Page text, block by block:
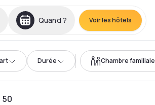
Quand ? Voir les hôtels
Durée Chambre familiale
50